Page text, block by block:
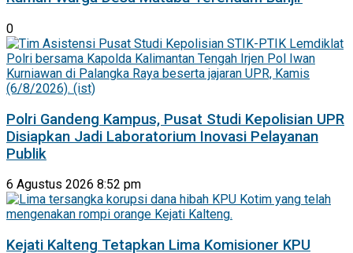
0
Polri Gandeng Kampus, Pusat Studi Kepolisian UPR
Disiapkan Jadi Laboratorium Inovasi Pelayanan
Publik
6 Agustus 2026 8:52 pm
Kejati Kalteng Tetapkan Lima Komisioner KPU